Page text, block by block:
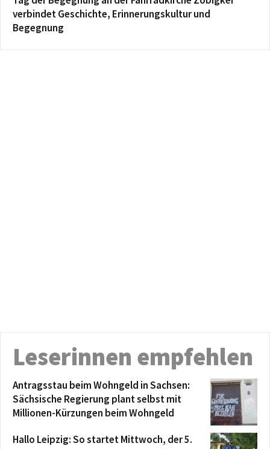
verbindet Geschichte, Erinnerungskultur und
Begegnung
Leserinnen empfehlen
Antragsstau beim Wohngeld in Sachsen:
Sächsische Regierung plant selbst mit
Millionen-Kürzungen beim Wohngeld
Hallo Leipzig: So startet Mittwoch, der 5.